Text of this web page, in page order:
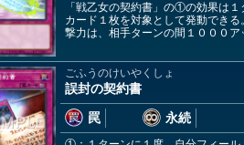
「戦乙女の契約書」の①の効果は
カード１枚を対象として発動でき
撃力は、相手ターンの間１０００
ごふうのけいやくしょ
誤封の契約書
罠
永続